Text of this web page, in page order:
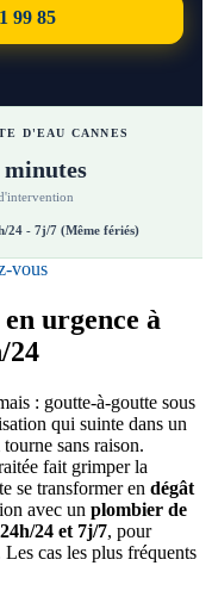
99 85
D'EAU CANNES
minutes
24 - 7j/7 (Même fériés)
vous
urgence à
24
: goutte-à-goutte sous
qui suinte dans un
sans raison.
fait grimper la
se transformer en dégât
avec un plombier de
24h/24 et 7j/7, pour
cas les plus fréquents